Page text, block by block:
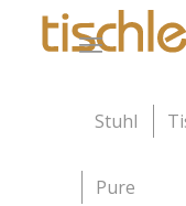
Stuhl
Pure